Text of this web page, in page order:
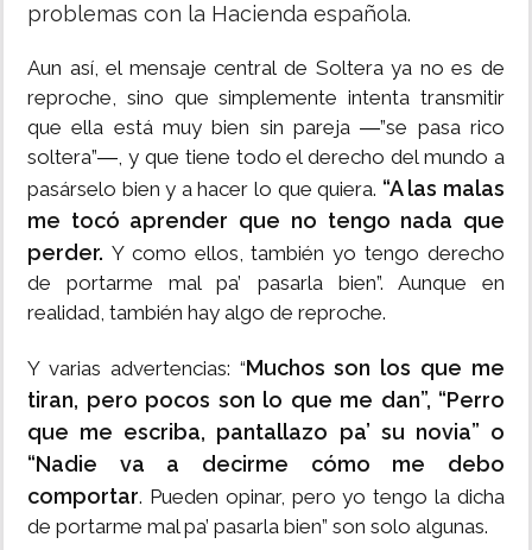
problemas con la Hacienda española.
Aun así, el mensaje central de Soltera ya no es de
reproche, sino que simplemente intenta transmitir
que ella está muy bien sin pareja ―”se pasa rico
soltera”―, y que tiene todo el derecho del mundo a
pasárselo bien y a hacer lo que quiera. “A las malas
me tocó aprender que no tengo nada que
perder. Y como ellos, también yo tengo derecho
de portarme mal pa’ pasarla bien”. Aunque en
realidad, también hay algo de reproche.
Y varias advertencias: “Muchos son los que me
tiran, pero pocos son lo que me dan”, “Perro
que me escriba, pantallazo pa’ su novia” o
“Nadie va a decirme cómo me debo
comportar. Pueden opinar, pero yo tengo la dicha
de portarme mal pa’ pasarla bien” son solo algunas.